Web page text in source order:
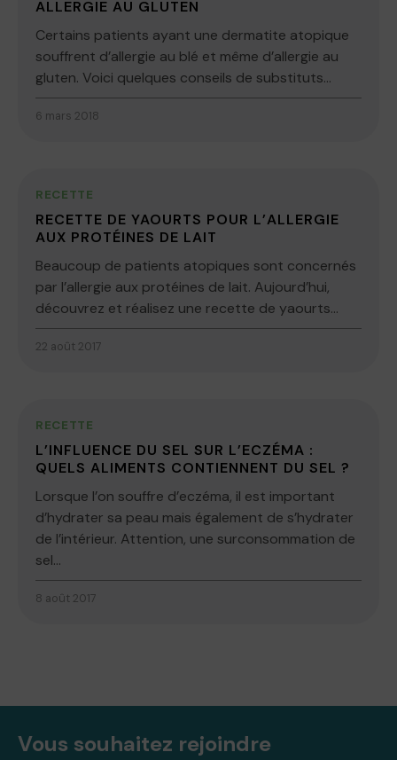
ALLERGIE AU GLUTEN
Certains patients ayant une dermatite atopique
souffrent d’allergie au blé et même d’allergie au
gluten. Voici quelques conseils de substituts...
6 mars 2018
RECETTE
RECETTE DE YAOURTS POUR L’ALLERGIE
AUX PROTÉINES DE LAIT
Beaucoup de patients atopiques sont concernés
par l’allergie aux protéines de lait. Aujourd’hui,
découvrez et réalisez une recette de yaourts...
22 août 2017
RECETTE
L’INFLUENCE DU SEL SUR L’ECZÉMA :
QUELS ALIMENTS CONTIENNENT DU SEL ?
Lorsque l’on souffre d’eczéma, il est important
d’hydrater sa peau mais également de s’hydrater
de l’intérieur. Attention, une surconsommation de
sel...
8 août 2017
Vous souhaitez rejoindre